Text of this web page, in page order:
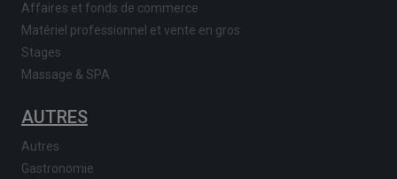
Affaires et fonds de commerce
Matériel professionnel et vente en gros
Stages
Massage & SPA
AUTRES
Autres
Gastronomie